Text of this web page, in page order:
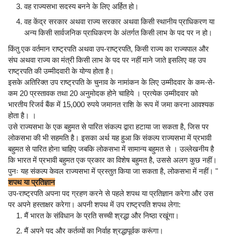
वह राज्यसभा सदस्य बनने के लिए अर्हित हो।
वह केंद्र सरकार अथवा राज्य सरकार अथवा किसी स्थानीय प्राधिकरण या
अन्य किसी सार्वजनिक प्राधिकरण के अंतर्गत किसी लाभ के पद पर न हो।
किंतु एक वर्तमान राष्ट्रपति अथवा उप-राष्ट्रपति, किसी राज्य का राज्यपाल और
संघ अथवा राज्य का मंत्री किसी लाभ के पद पर नहीं माने जाते इसलिए वह उप
राष्ट्रपति की उम्मीदवारी के योग्य होता है।
इसके अतिरिक्त उप राष्ट्रपति के चुनाव के नामांकन के लिए उम्मीदवार के कम-से-
कम 20 प्रस्तावक तथा 20 अनुमोदक होने चाहिये । प्रत्येक उम्मीदवार को
भारतीय रिजर्व बैंक में 15,000 रुपये जमानत राशि के रूप में जमा करना आवश्यक
होता है। ।
उसे राज्यसभा के एक बहुमत से पारित संकल्प द्वारा हटाया जा सकता है, जिस पर
लोकसभा की भी सहमति है। इसका अर्थ यह हुआ कि संकल्प राज्यसभा में प्रभावी
बहुमत से पारित होना चाहिए जबकि लोकसभा में सामान्य बहुमत से । उल्लेखनीय है
कि भारत में प्रभावी बहुमत एक प्रकार का विशेष बहुमत है, उससे अलग कुछ नहीं।
पुनः यह संकल्प केवल राज्यसभा में प्रस्तुत किया जा सकता है, लोकसभा में नहीं। "
शपथ या प्रतिज्ञान
उप-राष्ट्रपति अपना पद ग्रहण करने से पहले शपथ या प्रतिज्ञान करेगा और उस
पर अपने हस्ताक्षर करेगा। अपनी शपथ में उप राष्ट्रपति शपथ लेगा:
मैं भारत के संविधान के प्रति सच्ची श्रद्धा और निष्ठा रखूंगा।
मैं अपने पद और कर्तव्यों का निर्वाह श्रद्धापूर्वक करूंगा।